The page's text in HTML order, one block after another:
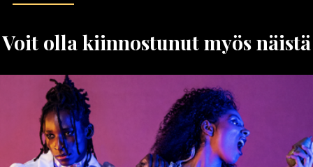
Voit olla kiinnostunut myös näistä